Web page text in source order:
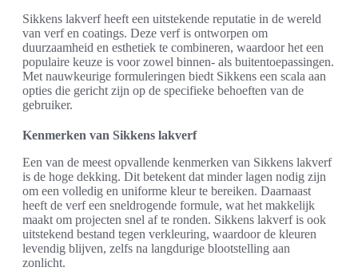
Sikkens lakverf heeft een uitstekende reputatie in de wereld
van verf en coatings. Deze verf is ontworpen om
duurzaamheid en esthetiek te combineren, waardoor het een
populaire keuze is voor zowel binnen- als buitentoepassingen.
Met nauwkeurige formuleringen biedt Sikkens een scala aan
opties die gericht zijn op de specifieke behoeften van de
gebruiker.
Kenmerken van Sikkens lakverf
Een van de meest opvallende kenmerken van Sikkens lakverf
is de hoge dekking. Dit betekent dat minder lagen nodig zijn
om een volledig en uniforme kleur te bereiken. Daarnaast
heeft de verf een sneldrogende formule, wat het makkelijk
maakt om projecten snel af te ronden. Sikkens lakverf is ook
uitstekend bestand tegen verkleuring, waardoor de kleuren
levendig blijven, zelfs na langdurige blootstelling aan
zonlicht.